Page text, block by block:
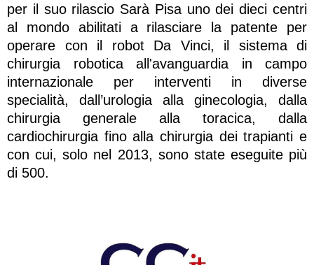
per il suo rilascio Sarà Pisa uno dei dieci centri
al mondo abilitati a rilasciare la patente per
operare con il robot Da Vinci, il sistema di
chirurgia robotica all'avanguardia in campo
internazionale per interventi in diverse
specialità, dall’urologia alla ginecologia, dalla
chirurgia generale alla toracica, dalla
cardiochirurgia fino alla chirurgia dei trapianti e
con cui, solo nel 2013, sono state eseguite più
di 500.